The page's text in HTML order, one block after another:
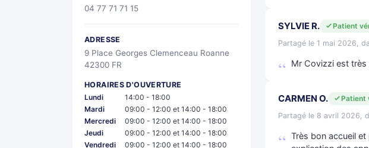
04 77 71 71 15
ADRESSE
9 Place Georges Clemenceau Roanne
42300 FR
HORAIRES D'OUVERTURE
Lundi
14:00 - 18:00
Mardi
09:00 - 12:00 et 14:00 - 18:00
Mercredi
09:00 - 12:00 et 14:00 - 18:00
Jeudi
09:00 - 12:00 et 14:00 - 18:00
Vendredi
09:00 - 12:00 et 14:00 - 18:00
SYLVIE R.
Patient
Partagé le 1 mai 2026,
Mr Covizzi est
CARMEN O.
Patient
Partagé le 8 avril 2026,
Très bon accueil